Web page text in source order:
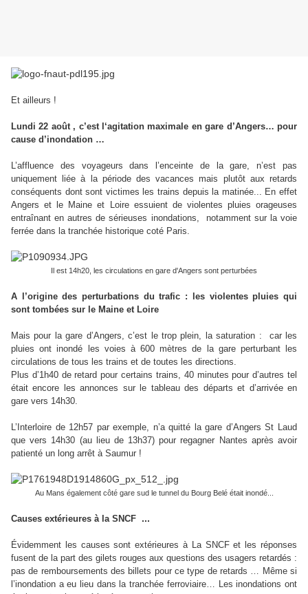
Et ailleurs !
Lundi 22 août , c’est l‘agitation maximale en gare d’Angers… pour
cause d’inondation …
L’affluence des voyageurs dans l’enceinte de la gare, n’est pas
uniquement liée à la période des vacances mais plutôt aux retards
conséquents dont sont victimes les trains depuis la matinée... En effet
Angers et le Maine et Loire essuient de violentes pluies orageuses
entraînant en autres de sérieuses inondations, notamment sur la voie
ferrée dans la tranchée historique coté Paris.
Il est 14h20, les circulations en gare d'Angers sont perturbées
A l’origine des perturbations du trafic : les violentes pluies qui
sont tombées sur le Maine et Loire
Mais pour la gare d’Angers, c’est le trop plein, la saturation : car les
pluies ont inondé les voies à 600 mètres de la gare perturbant les
circulations de tous les trains et de toutes les directions.
Plus d’1h40 de retard pour certains trains, 40 minutes pour d’autres tel
était encore les annonces sur le tableau des départs et d’arrivée en
gare vers 14h30.
L’Interloire de 12h57 par exemple, n’a quitté la gare d’Angers St Laud
que vers 14h30 (au lieu de 13h37) pour regagner Nantes après avoir
patienté un long arrêt à Saumur !
Au Mans également côté gare sud le tunnel du Bourg Belé était inondé...
Causes extérieures à la SNCF ...
Évidemment les causes sont extérieures à La SNCF et les réponses
fusent de la part des gilets rouges aux questions des usagers retardés :
pas de remboursements des billets pour ce type de retards … Même si
l’inondation a eu lieu dans la tranchée ferroviaire… Les inondations ont